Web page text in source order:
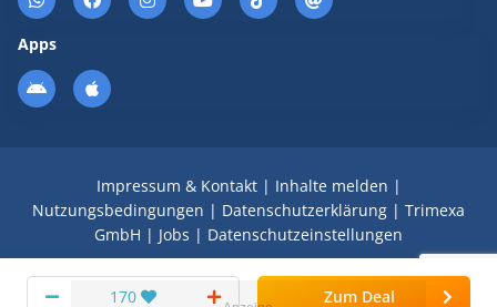
170 Zum Deal
Apps
Impressum & Kontakt| Inhalte melden |
Nutzungsbedingungen | Datenschutzerklärung | Trimexa
GmbH | Jobs | Datenschutzeinstellungen
© 2008 - 2026 Schnäppchen Blog mit Doktortitel -
DealDoktor.de